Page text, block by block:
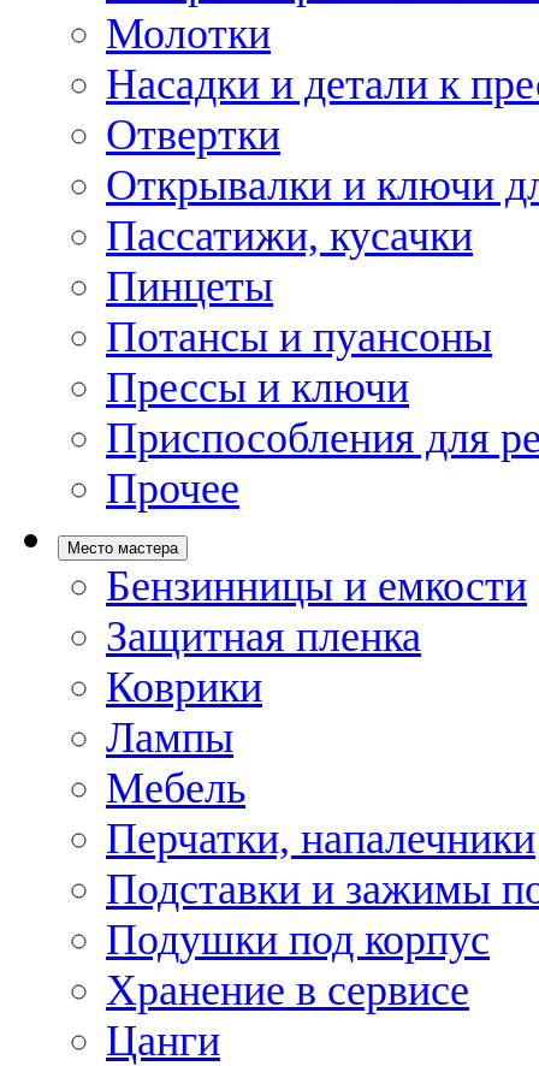
Молотки
Насадки и детали к
Отвертки
Открывалки и ключи
Пассатижи, кусачки
Пинцеты
Потансы и пуансоны
Прессы и ключи
Приспособления для
Прочее
Место мастера
Бензинницы и емкости
Защитная пленка
Коврики
Лампы
Мебель
Перчатки, напалечники
Подставки и зажимы
Подушки под корпус
Хранение в сервисе
Цанги